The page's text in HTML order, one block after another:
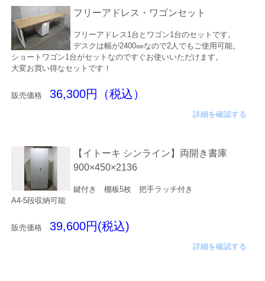
フリーアドレス・ワゴンセット
フリーアドレス1台とワゴン1台のセットです。
デスクは幅が2400㎜なので2人でもご使用可能。
ショートワゴン1台がセットなのですぐお使いいただけます。
大変お買い得なセットです！
販売価格 36,300円（税込）
詳細を確認する
【イトーキ シンライン】両開き書庫
900×450×2136
鍵付き 棚板5枚 把手ラッチ付き
A4-5段収納可能
販売価格 39,600円(税込)
詳細を確認する